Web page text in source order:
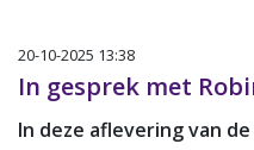
20-10-2025 13:38
In gesprek met
In deze aflevering van